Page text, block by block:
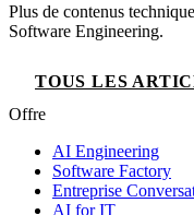
Plus de contenus
Software Engineering.
TOUS LES
Offre
AI Engineering
Software Factory
Entreprise
AI for IT